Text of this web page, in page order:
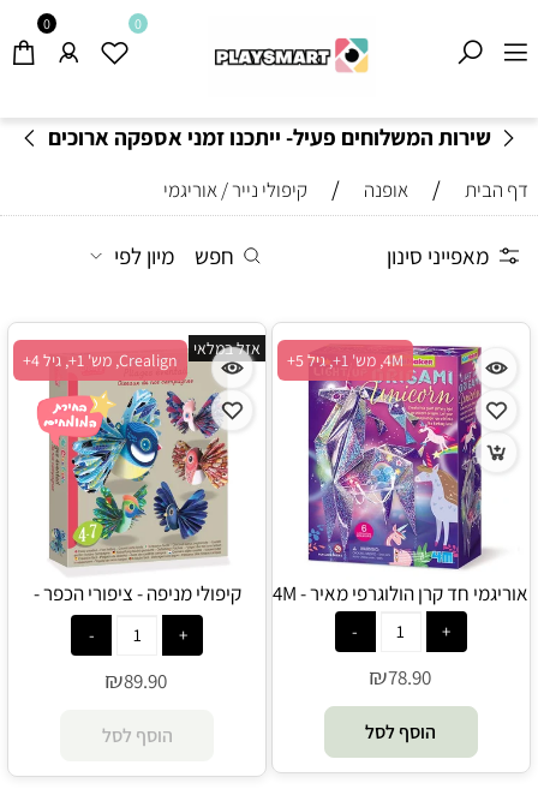
שירות המשלוחים פעיל- ייתכנו זמני אספקה ארוכים
0 0
דף הבית / אופנה / קיפולי נייר / אוריגמי
מאפייני סינון חפש מיון לפי
4M, מש' 1+, גיל 5+
אוריגמי חד קרן הולוגרפי מאיר - 4M
₪78.90
הוסף לסל
Crealign, מש' 1+, גיל 4+
אזל במלאי
קיפולי מניפה - ציפורי הכפר -
Crealign
₪89.90
הוסף לסל